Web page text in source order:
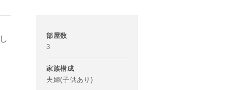
部屋数
3
家族構成
夫婦(子供あり)